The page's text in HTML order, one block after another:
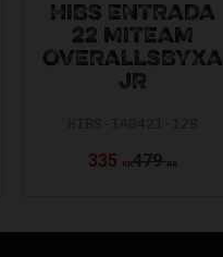
HIBS ENTRADA
22 MITEAM
OVERALLSBYXA
JR
335 KR479 KR